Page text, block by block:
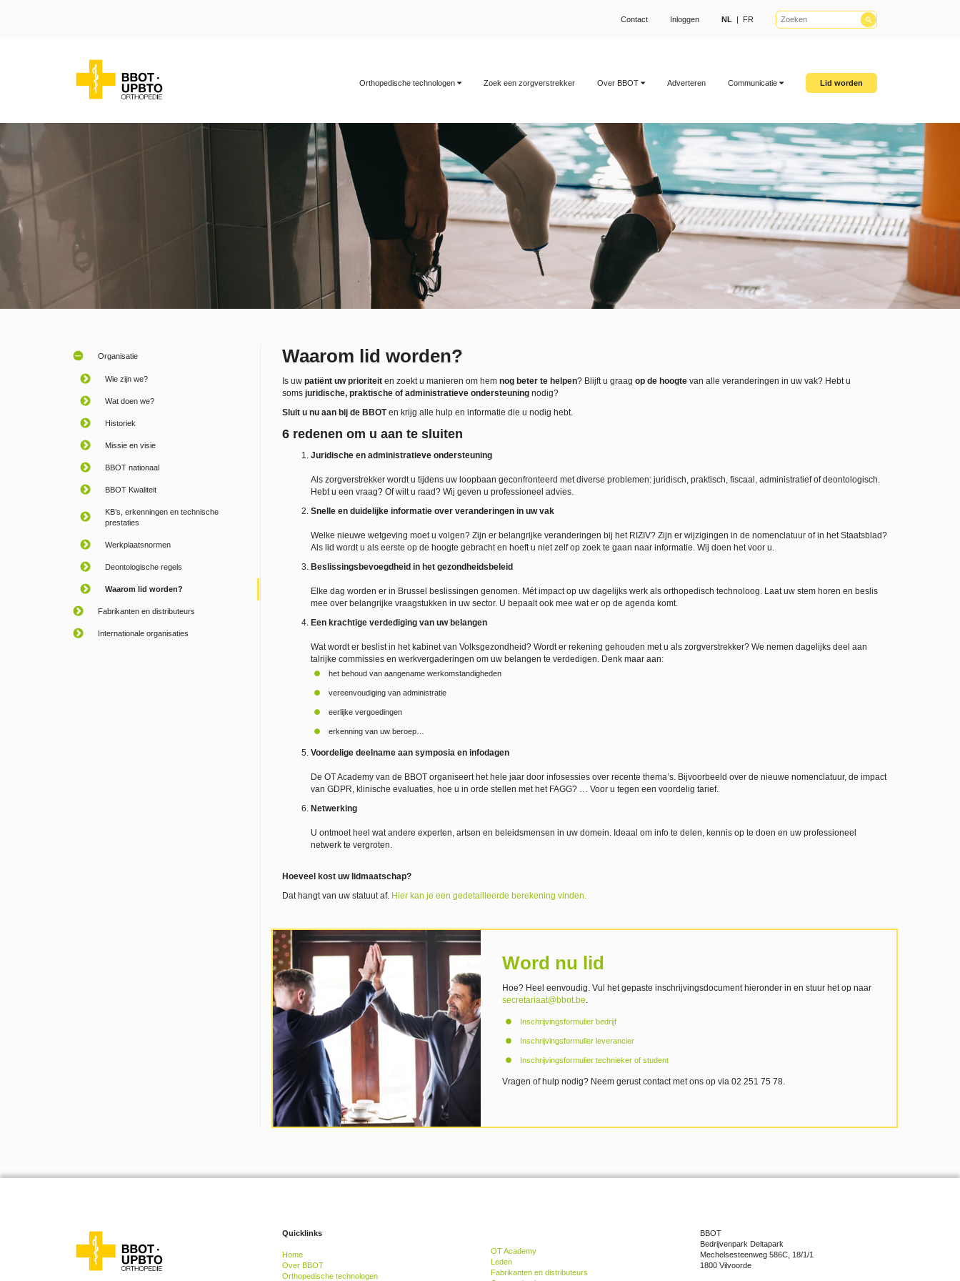
Contact Inloggen NL | FR
Orthopedische technologen Zoek een zorgverstrekker Over BBOT Adverteren Communicatie Lid worden
Organisatie
Wie zijn we?
Wat doen we?
Historiek
Missie en visie
BBOT nationaal
BBOT Kwaliteit
KB’s, erkenningen en technische
prestaties
Werkplaatsnormen
Deontologische regels
Waarom lid worden?
Fabrikanten en distributeurs
Internationale organisaties
Waarom lid worden?
Is uw patiënt uw prioriteiten zoekt u manieren om hem nog beter te helpen? Blijft u graag op de hoogte van alle veranderingen in uw vak? Hebt u
soms juridische, praktische of administratieve ondersteuningnodig?
Sluit u nu aan bij de BBOTen krijg alle hulp en informatie die u nodig hebt.
6 redenen om u aan te sluiten
Juridische en administratieve ondersteuning
Als zorgverstrekker wordt u tijdens uw loopbaan geconfronteerd met diverse problemen: juridisch, praktisch, fiscaal, administratief of deontologisch.
Hebt u een vraag? Of wilt u raad? Wij geven u professioneel advies.
Snelle en duidelijke informatie over veranderingen in uw vak
Welke nieuwe wetgeving moet u volgen? Zijn er belangrijke veranderingen bij het RIZIV? Zijn er wijzigingen in de nomenclatuur of in het Staatsblad?
Als lid wordt u als eerste op de hoogte gebracht en hoeft u niet zelf op zoek te gaan naar informatie. Wij doen het voor u.
Beslissingsbevoegdheid in het gezondheidsbeleid
Elke dag worden er in Brussel beslissingen genomen. Mét impact op uw dagelijks werk als orthopedisch technoloog. Laat uw stem horen en beslis
mee over belangrijke vraagstukken in uw sector. U bepaalt ook mee wat er op de agenda komt.
Een krachtige verdediging van uw belangen
Wat wordt er beslist in het kabinet van Volksgezondheid? Wordt er rekening gehouden met u als zorgverstrekker? We nemen dagelijks deel aan
talrijke commissies en werkvergaderingen om uw belangen te verdedigen. Denk maar aan:
het behoud van aangename werkomstandigheden
vereenvoudiging van administratie
eerlijke vergoedingen
erkenning van uw beroep…
Voordelige deelname aan symposia en infodagen
De OT Academy van de BBOT organiseert het hele jaar door infosessies over recente thema’s. Bijvoorbeeld over de nieuwe nomenclatuur, de impact
van GDPR, klinische evaluaties, hoe u in orde stellen met het FAGG? … Voor u tegen een voordelig tarief.
Netwerking
U ontmoet heel wat andere experten, artsen en beleidsmensen in uw domein. Ideaal om info te delen, kennis op te doen en uw professioneel
netwerk te vergroten.
Hoeveel kost uw lidmaatschap?
Dat hangt van uw statuut af. Hier kan je een gedetailleerde berekening vinden.
Word nu lid
Hoe? Heel eenvoudig. Vul het gepaste inschrijvingsdocument hieronder in en stuur het op naar
secretariaat@bbot.be.
Inschrijvingsformulier bedrijf
Inschrijvingsformulier leverancier
Inschrijvingsformulier technieker of student
Vragen of hulp nodig? Neem gerust contact met ons op via 02 251 75 78.
Quicklinks
Home
Over BBOT
Orthopedische technologen
OT Academy
Leden
Fabrikanten en distributeurs
BBOT
Bedrijvenpark Deltapark
Mechelsesteenweg 586C, 18/1/1
1800 Vilvoorde